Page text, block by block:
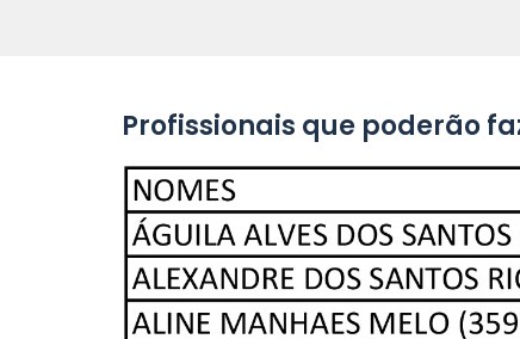
Profissionais que poderão